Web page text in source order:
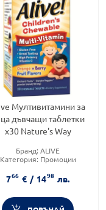
Мултивитамини за
дъвчащи таблетки
х30 Nature's Way
Бранд: ALIVE
Категория: Промоции
таблетки
766 € / 1498 лв.